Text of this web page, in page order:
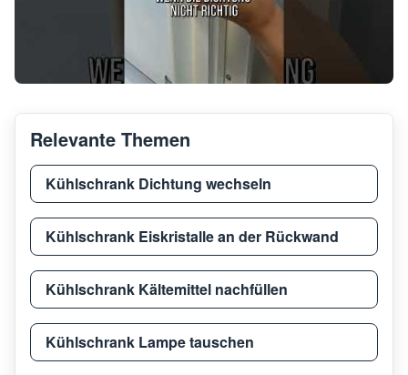
Relevante Themen
Kühlschrank Dichtung wechseln
Kühlschrank Eiskristalle an der Rückwand
Kühlschrank Kältemittel nachfüllen
Kühlschrank Lampe tauschen